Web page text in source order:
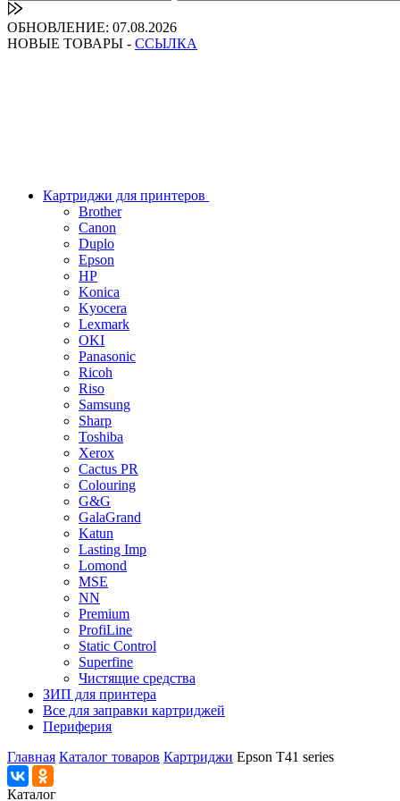
ОБНОВЛЕНИЕ: 07.08.2026
НОВЫЕ ТОВАРЫ - ССЫЛКА
Картриджи для принтеров
Brother
Canon
Duplo
Epson
HP
Konica
Kyocera
Lexmark
OKI
Panasonic
Ricoh
Riso
Samsung
Sharp
Toshiba
Xerox
Cactus PR
Colouring
G&G
GalaGrand
Katun
Lasting Imp
Lomond
MSE
NN
Premium
ProfiLine
Static Control
Superfine
Чистящие средства
ЗИП для принтера
Все для заправки картриджей
Периферия
Главная Каталог товаров Картриджи Epson T41 series
Каталог